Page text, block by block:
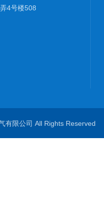
4号楼508
气有限公司 All Rights